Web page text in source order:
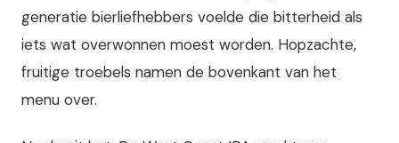
generatie bierliefhebbers voelde die bitterheid als
iets wat overwonnen moest worden. Hopzachte,
fruitige troebels namen de bovenkant van het
menu over.